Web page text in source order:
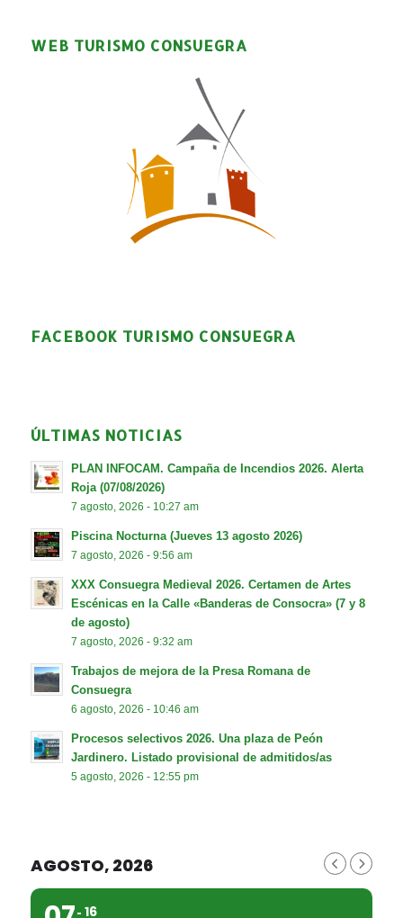
WEB TURISMO CONSUEGRA
FACEBOOK TURISMO CONSUEGRA
ÚLTIMAS NOTICIAS
PLAN INFOCAM. Campaña de Incendios 2026. Alerta
Roja (07/08/2026)
7 agosto, 2026 - 10:27 am
Piscina Nocturna (Jueves 13 agosto 2026)
7 agosto, 2026 - 9:56 am
XXX Consuegra Medieval 2026. Certamen de Artes
Escénicas en la Calle «Banderas de Consocra» (7 y 8
de agosto)
7 agosto, 2026 - 9:32 am
Trabajos de mejora de la Presa Romana de
Consuegra
6 agosto, 2026 - 10:46 am
Procesos selectivos 2026. Una plaza de Peón
Jardinero. Listado provisional de admitidos/as
5 agosto, 2026 - 12:55 pm
AGOSTO, 2026
16